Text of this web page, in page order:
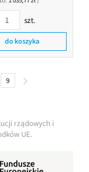
szt.
do koszyka
9
rządowych i
UE.